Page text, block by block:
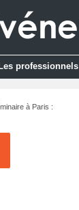
Les professionnels
à Paris :